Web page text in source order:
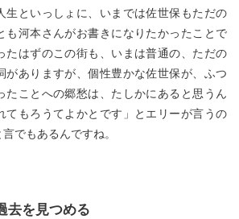
といっしょに、いまでは佐世保もただの
も河本さんがお書きになりたかったことで
たはずのこの街も、いまは普通の、ただの
がありますが、個性豊かな佐世保が、ふつ
たことへの郷愁は、たしかにあると思うん
てもろうてよかとです」とエリーが言うの
でもあるんですね。
去を見つめる